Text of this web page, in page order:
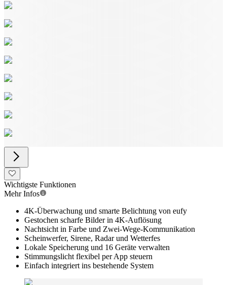
Wichtigste Funktionen
Mehr Infos
4K-Überwachung und smarte Belichtung von eufy
Gestochen scharfe Bilder in 4K-Auflösung
Nachtsicht in Farbe und Zwei-Wege-Kommunikation
Scheinwerfer, Sirene, Radar und Wetterfes
Lokale Speicherung und 16 Geräte verwalten
Stimmungslicht flexibel per App steuern
Einfach integriert ins bestehende System